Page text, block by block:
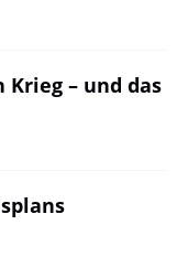
– und das